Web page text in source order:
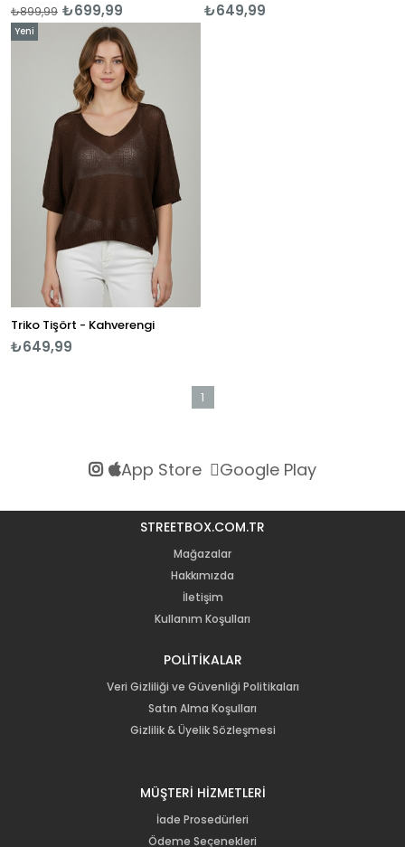
₺699,99
₺899,99 ₺649,99
Triko Tişört - Kahverengi
₺649,99
Yeni
1
App Store Google Play
STREETBOX.COM.TR
Mağazalar
Hakkımızda
İletişim
Kullanım Koşulları
POLİTİKALAR
Veri Gizliliği ve Güvenliği Politikaları
Satın Alma Koşulları
Gizlilik & Üyelik Sözleşmesi
MÜŞTERİ HİZMETLERİ
İade Prosedürleri
Ödeme Seçenekleri